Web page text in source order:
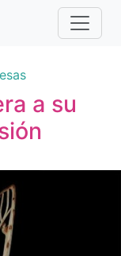
a su